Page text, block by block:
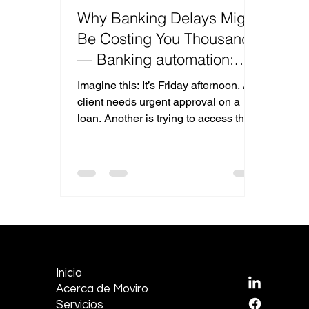
Why Banking Delays Might
Be Costing You Thousands
— Banking automation:
How AI Chatbots Can Fix It
Imagine this: It’s Friday afternoon. A
client needs urgent approval on a
loan. Another is trying to access their
Inicio
Acerca de Moviro
Servicios